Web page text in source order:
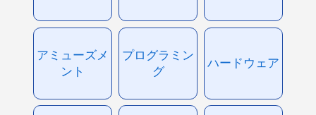
アミューズメ
ント
プログラミン
グ
ハードウェア